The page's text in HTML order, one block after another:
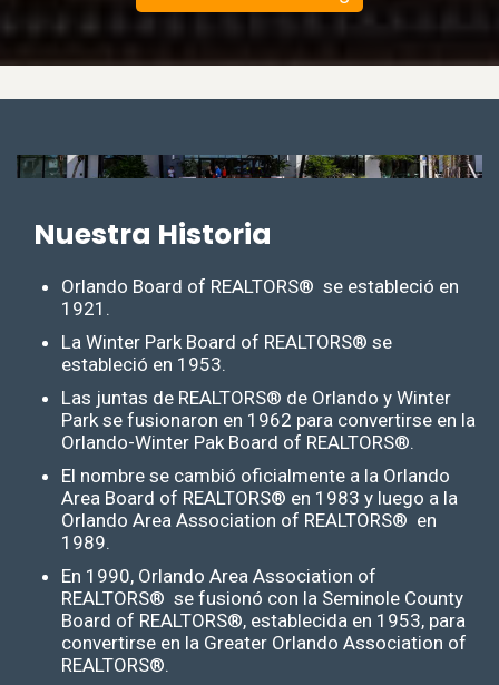
Nuestra Historia
Orlando Board of REALTORS® se estableció en
1921.
La Winter Park Board of REALTORS® se
estableció en 1953.
Las juntas de REALTORS® de Orlando y Winter
Park se fusionaron en 1962 para convertirse en la
Orlando-Winter Pak Board of REALTORS®.
El nombre se cambió oficialmente a la Orlando
Area Board of REALTORS® en 1983 y luego a la
Orlando Area Association of REALTORS® en
1989.
En 1990, Orlando Area Association of
REALTORS® se fusionó con la Seminole County
Board of REALTORS®, establecida en 1953, para
convertirse en la Greater Orlando Association of
REALTORS®.